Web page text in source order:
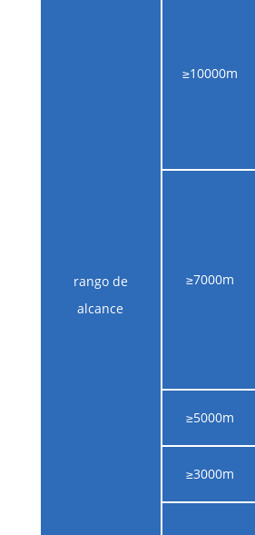
rango de
alcance
≥10000m
≥7000m
≥5000m
≥3000m